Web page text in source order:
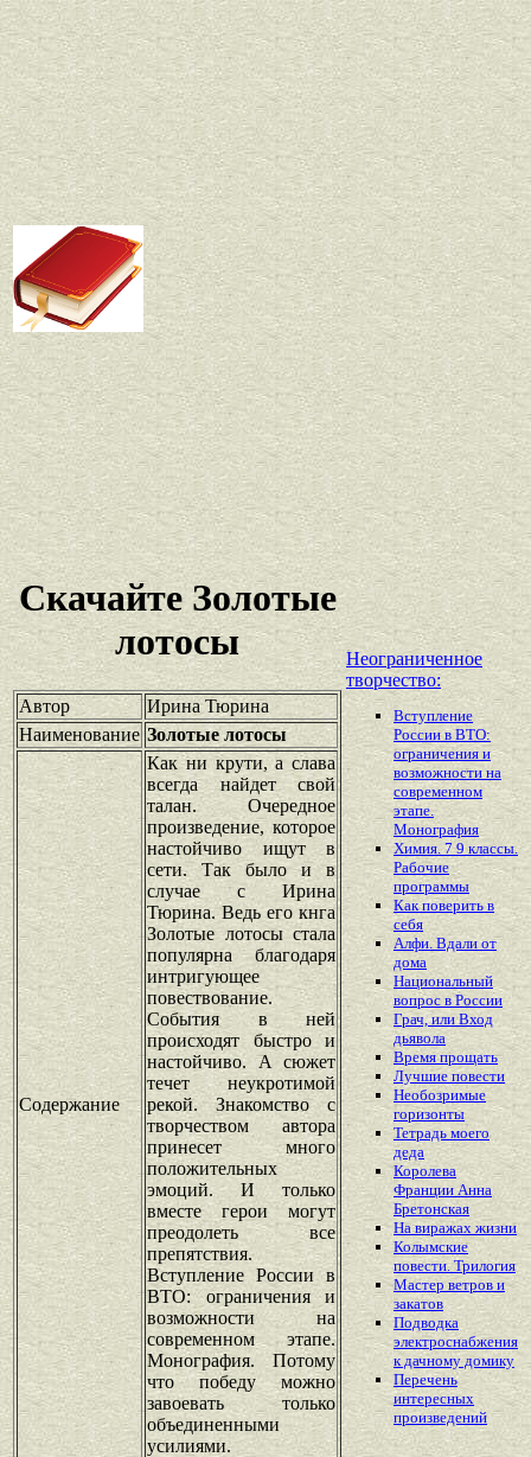
Скачайте Золотые
лотосы
Автор
Ирина Тюрина
Наименование Золотые лотосы
Содержание
Как ни крути, а слава
всегда найдет свой
талан. Очередное
произведение, которое
настойчиво ищут в
сети. Так было и в
случае с Ирина
Тюрина. Ведь его кнга
Золотые лотосы стала
популярна благодаря
интригующее
повествование.
События в ней
происходят быстро и
настойчиво. А сюжет
течет неукротимой
рекой. Знакомство с
творчеством автора
принесет много
положительных
эмоций. И только
вместе герои могут
преодолеть все
препятствия.
Вступление России в
ВТО: ограничения и
возможности на
современном этапе.
Монография. Потому
что победу можно
завоевать только
объединенными
усилиями.
Неограниченное
творчество:
Вступление
России в ВТО:
ограничения и
возможности на
современном
этапе.
Монография
Химия. 7 9 классы.
Рабочие
программы
Как поверить в
себя
Алфи. Вдали от
дома
Национальный
вопрос в России
Грач, или Вход
дьявола
Время прощать
Лучшие повести
Необозримые
горизонты
Тетрадь моего
деда
Королева
Франции Анна
Бретонская
На виражах жизни
Колымские
повести. Трилогия
Мастер ветров и
закатов
Подводка
электроснабжения
к дачному домику
Перечень
интересных
произведений